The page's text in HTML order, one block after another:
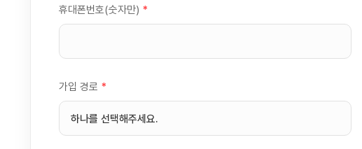
휴대폰번호(숫자만) *
가입 경로 *